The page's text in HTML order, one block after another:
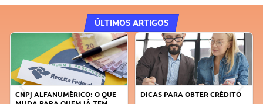
ÚLTIMOS ARTIGOS
DICAS PARA OBTER CRÉDITO
FAÇA A DIFERENÇA: SEJA